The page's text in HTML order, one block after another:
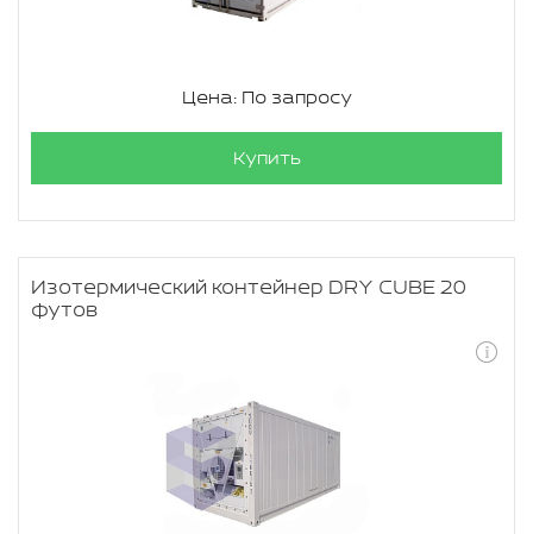
Цена: По запросу
Купить
Изотермический контейнер DRY CUBE 20
футов